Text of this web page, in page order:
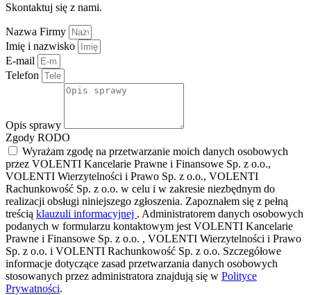
Skontaktuj się z nami.
Nazwa Firmy
Imię i nazwisko
E-mail
Telefon
Opis sprawy
Zgody RODO
Wyrażam zgodę na przetwarzanie moich danych osobowych
przez VOLENTI Kancelarie Prawne i Finansowe Sp. z o.o.,
VOLENTI Wierzytelności i Prawo Sp. z o.o., VOLENTI
Rachunkowość Sp. z o.o. w celu i w zakresie niezbędnym do
realizacji obsługi niniejszego zgłoszenia. Zapoznałem się z pełną
treścią klauzuli informacyjnej . Administratorem danych osobowych
podanych w formularzu kontaktowym jest VOLENTI Kancelarie
Prawne i Finansowe Sp. z o.o. , VOLENTI Wierzytelności i Prawo
Sp. z o.o. i VOLENTI Rachunkowość Sp. z o.o. Szczegółowe
informacje dotyczące zasad przetwarzania danych osobowych
stosowanych przez administratora znajdują się w Polityce
Prywatności.